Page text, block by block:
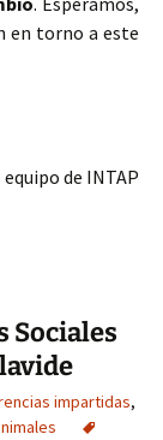
en torno a este
equipo de INTAP
Sociales
impartidas,